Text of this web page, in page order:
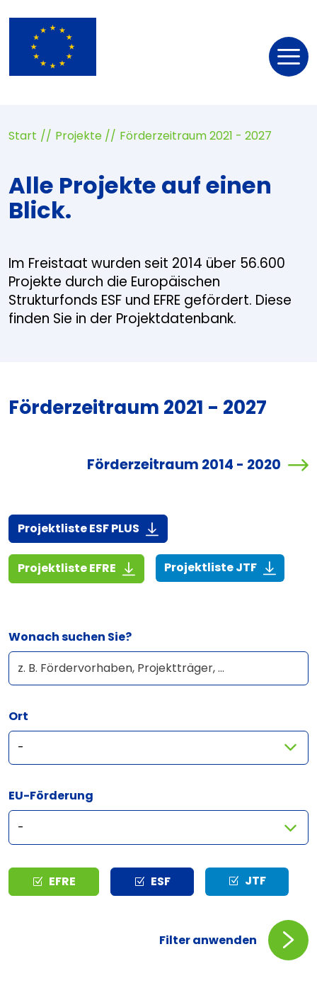
Start Projekte Förderzeitraum 2021 - 2027
Alle Projekte auf einen
Blick.
Im Freistaat wurden seit 2014 über 56.600
Projekte durch die Europäischen
Strukturfonds ESF und EFRE gefördert. Diese
finden Sie in der Projektdatenbank.
Förderzeitraum 2021 - 2027
Förderzeitraum 2014 - 2020
Projektliste ESF PLUS (916,7 KiB)
Projektliste EFRE (1,4 MiB)Projektliste JTF(268,6
Wonach suchen Sie?
Ort
EU-Förderung
Typ EFRE ESF JTF
Filter anwenden